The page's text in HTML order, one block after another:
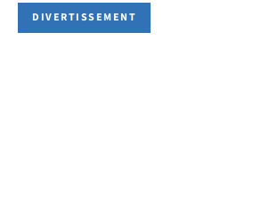
DIVERTISSEMENT